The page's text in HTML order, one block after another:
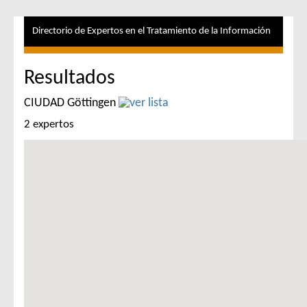
Directorio de Expertos en el Tratamiento de la Información
Resultados
CIUDAD Göttingen
2 expertos